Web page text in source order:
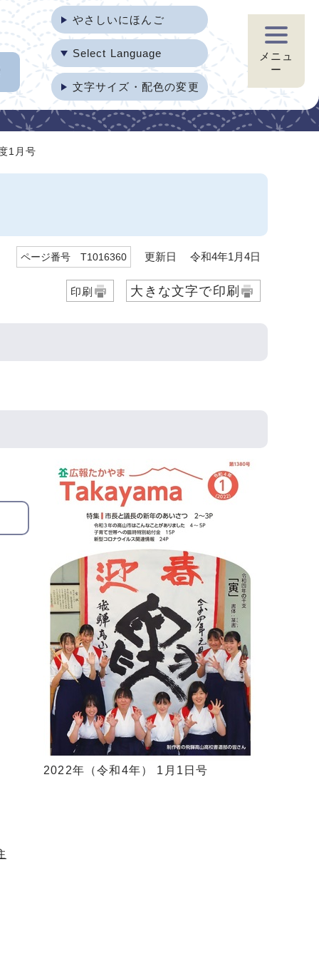
やさしいにほんご
Select Language
文字サイズ・配色の変更
メニュ
ー
1月号
ページ番号 T1016360 更新日 令和4年1月4日
印刷 大きな文字で印刷
2022年（令和4年） 1月1日号